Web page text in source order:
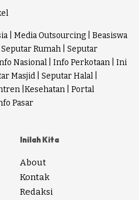
Media Outsourcing
Beasiswa
Seputar Rumah
Seputar
Nasional Info Perkotaan
Ini
Masjid Seputar Halal
Kesehatan
Portal
Pasar
Inilah Kita
About
Kontak
Redaksi